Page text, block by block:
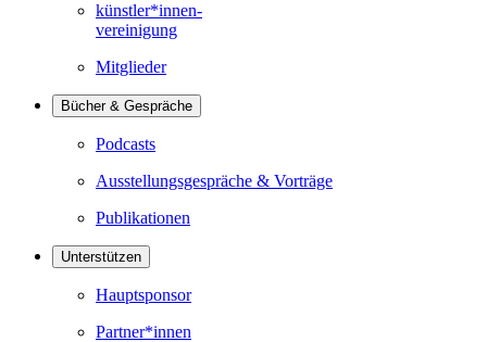
künstler*innen-
vereinigung
Mitglieder
Bücher & Gespräche
Podcasts
Ausstellungsgespräche & Vorträge
Publikationen
Unterstützen
Hauptsponsor
Partner*innen